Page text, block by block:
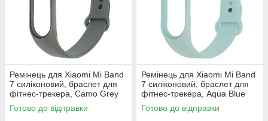
Ремінець для Xiaomi Mi Band
7 силіконовий, браслет для
фітнес-трекера, Camo Grey
(13)
Готово до відправки
Ремінець для Xiaomi Mi Band
7 силіконовий, браслет для
фітнес-трекера, Aqua Blue
(12)
Готово до відправки